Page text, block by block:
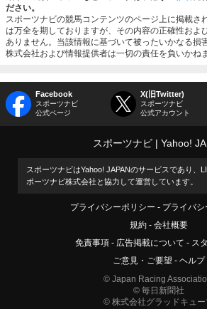
ださい。
スポーツナビの競馬コンテンツのページ上に掲載さ
は万全を期しておりますが、その内容の正確性およ
ありません。当該情報に基づいて被ったいかなる損
株式会社および情報提供者は一切の責任を負いかねま
Facebook
スポーツナビ
公式ページ
X(旧Twitter)
スポーツナビ
公式アカウント
スポーツナビ Yahoo!
スポーツナビはYahoo! JAPANのサービスであり、
ポーツナビ株式会社と協力して運営しています。
プライバシーポリシー
プライバ
規約
会社概要
免責事項
広告掲載について
ス
ご意見・ご要望
ヘルプ
© Japan Racing
© 毎日新聞社
© 株式会社グラッドキュー